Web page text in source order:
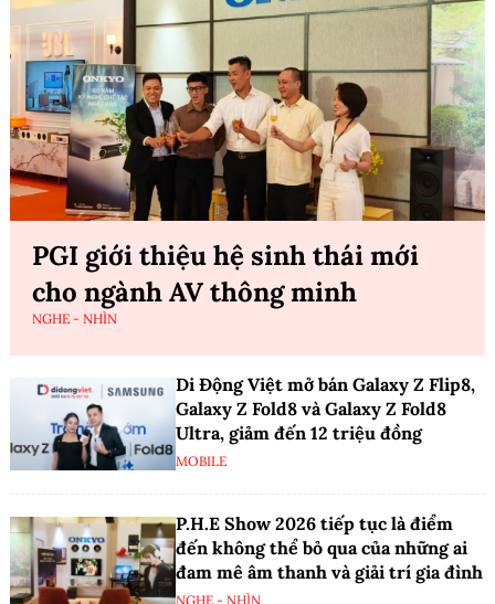
PGI giới thiệu hệ sinh thái mới
cho ngành AV thông minh
NGHE - NHÌN
Di Động Việt mở bán Galaxy Z Flip8,
Galaxy Z Fold8 và Galaxy Z Fold8
Ultra, giảm đến 12 triệu đồng
MOBILE
P.H.E Show 2026 tiếp tục là điểm
đến không thể bỏ qua của những ai
đam mê âm thanh và giải trí gia đình
NGHE - NHÌN